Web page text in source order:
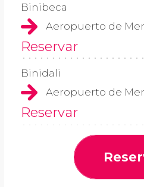
Binibeca
Aeropuerto de
Reservar
Binidali
Aeropuerto de
Reservar